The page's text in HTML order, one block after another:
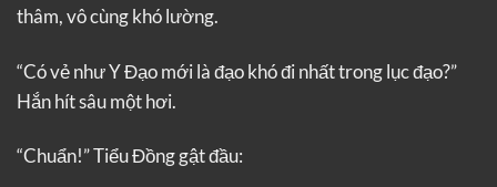
thâm, vô cùng khó lường.
“Có vẻ như Y Đạo mới là đạo khó đi nhất trong lục đạo?”
Hắn hít sâu một hơi.
“Chuẩn!” Tiểu Đồng gật đầu: